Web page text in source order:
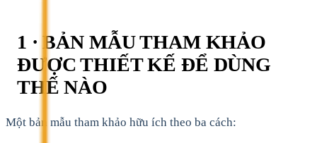
1 · BẢN MẪU THAM KHẢO
ĐƯỢC THIẾT KẾ ĐỂ DÙNG
THẾ NÀO
Một bản mẫu tham khảo hữu ích theo ba cách: